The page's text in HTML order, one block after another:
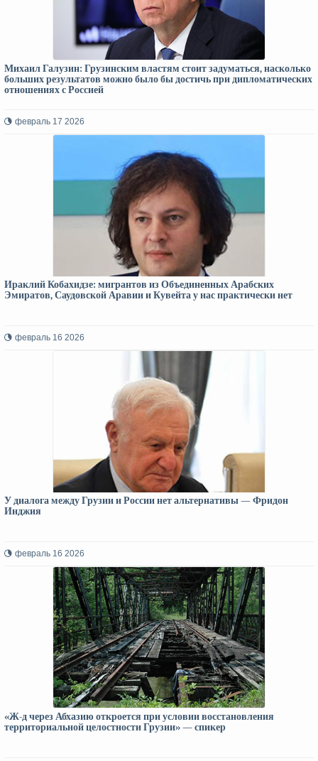
Михаил Галузин: Грузинским властям стоит задуматься, насколько
больших результатов можно было бы достичь при дипломатических
отношениях с Россией
февраль 17 2026
Ираклий Кобахидзе: мигрантов из Объединенных Арабских
Эмиратов, Саудовской Аравии и Кувейта у нас практически нет
февраль 16 2026
У диалога между Грузии и России нет альтернативы — Фридон
Инджия
февраль 16 2026
«Ж-д через Абхазию откроется при условии восстановления
территориальной целостности Грузии» — спикер